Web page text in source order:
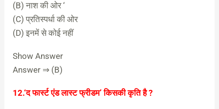
(B) नाश की ओर ‘
(C) प्रतिस्पर्धा की ओर
(D) इनमें से कोई नहीं
Show Answer
Answer ⇒ (B)
12.‘द फार्स्ट एंड लास्ट फ्रीडम’ किसकी कृति है ?